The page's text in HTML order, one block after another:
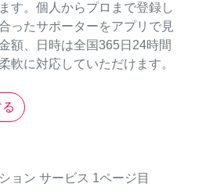
す。個人からプロまで登録し
ったサポーターをアプリで見
額、日時は全国365日24時間
軟に対応していただけます。
ョン サービス 1ページ目